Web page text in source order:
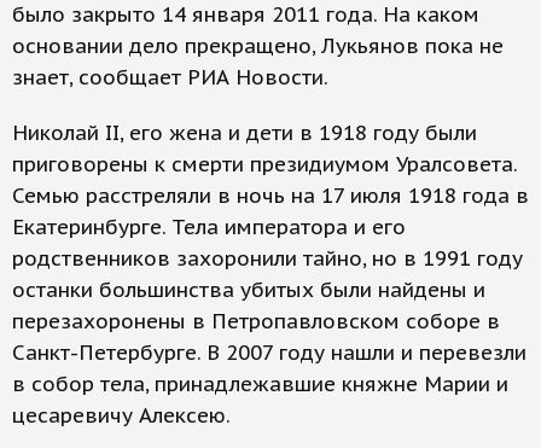
было закрыто 14 января 2011 года. На каком
основании дело прекращено, Лукьянов пока не
знает, сообщает РИА Новости.
Николай II, его жена и дети в 1918 году были
приговорены к смерти президиумом Уралсовета.
Семью расстреляли в ночь на 17 июля 1918 года в
Екатеринбурге. Тела императора и его
родственников захоронили тайно, но в 1991 году
останки большинства убитых были найдены и
перезахоронены в Петропавловском соборе в
Санкт-Петербурге. В 2007 году нашли и перевезли
в собор тела, принадлежавшие княжне Марии и
цесаревичу Алексею.